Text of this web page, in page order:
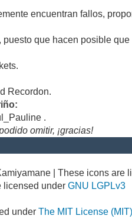
encuentran fallos,
que hacen posible
Recordon.
.
omitir, ¡gracias!
| These icons
licensed underGNU LGPLv3
underThe MIT License (MIT)